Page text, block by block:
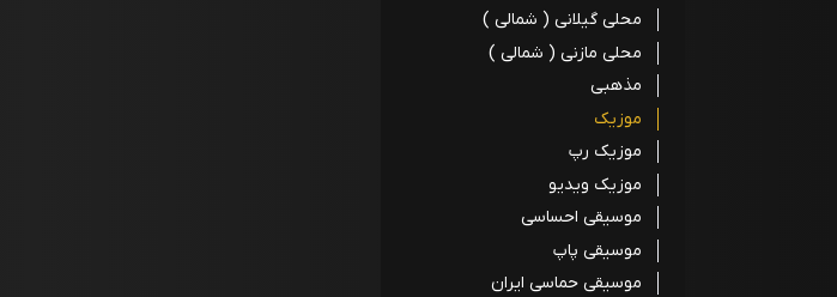
محلی گیلانی ( شمالی )
محلی مازنی ( شمالی )
مذهبی
موزیک
موزیک رپ
موزیک ویدیو
موسیقی احساسی
موسیقی پاپ
موسیقی حماسی ایران